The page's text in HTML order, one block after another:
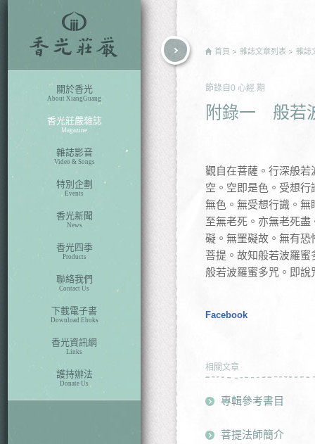
關於香光
About XiangGuang
香光莊嚴雜誌
Magazine
雜誌影音
Video & Songs
特別企劃
Events
香光新聞
News
香光四季
Products
聯絡我們
Contact Us
下載電子書
Download Eboks
香光資訊網
Links
護持辦法
Donate Us
首頁 雜誌文章列表 雜誌
節錄自 0 心經 期
附錄一 般若
觀自在菩薩。行深般
空。空即是色。受想
無色。無受想行識。
至無老死。亦無老死
礙。無罣礙故。無有
菩提。故知般若波羅
般若波羅蜜多咒。即
Facebook
相關文章
專輯參考書目
菩提法師簡介